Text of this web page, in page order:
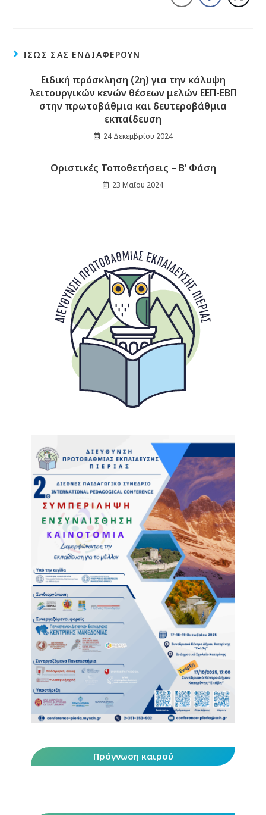
ΊΣΩΣ ΣΑΣ ΕΝΔΙΑΦΈΡΟΥΝ
Ειδική πρόσκληση (2η) για την κάλυψη
λειτουργικών κενών θέσεων μελών ΕΕΠ-ΕΒΠ
στην πρωτοβάθμια και δευτεροβάθμια
εκπαίδευση
24 Δεκεμβρίου 2024
Οριστικές Τοποθετήσεις – Β’ Φάση
23 Μαΐου 2024
Πρόγνωση καιρού